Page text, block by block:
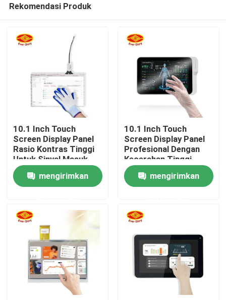
Produk
Video
Tentang kita
Wisata pabrik
Kontrol kualitas
Rekomendasi Produk
10.1 Inch Touch
Screen Display Panel
Rasio Kontras Tinggi
Untuk Sinyal Masuk
USB
mengirimkan
10.1 Inch Touch
Screen Display Panel
Profesional Dengan
Kecerahan Tinggi
mengirimkan